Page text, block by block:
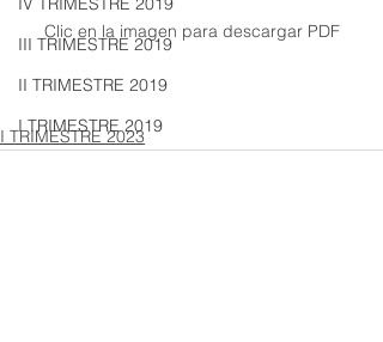
III TRIMESTRE 2019
II TRIMESTRE 2019
I TRIMESTRE 2019
Clic en la imagen para descargar PDF
I TRIMESTRE 2023